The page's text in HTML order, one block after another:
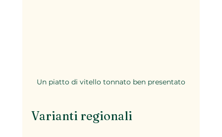
Un piatto di vitello tonnato ben presentato
Varianti regionali